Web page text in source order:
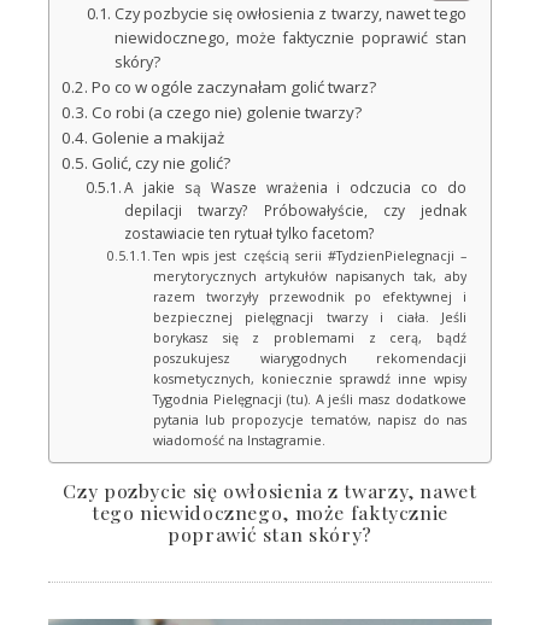
Czy pozbycie się owłosienia z twarzy, nawet tego
niewidocznego, może faktycznie poprawić stan
skóry?
Po co w ogóle zaczynałam golić twarz?
Co robi (a czego nie) golenie twarzy?
Golenie a makijaż
Golić, czy nie golić?
A jakie są Wasze wrażenia i odczucia co do
depilacji twarzy? Próbowałyście, czy jednak
zostawiacie ten rytuał tylko facetom?
Ten wpis jest częścią serii #TydzienPielegnacji –
merytorycznych artykułów napisanych tak, aby
razem tworzyły przewodnik po efektywnej i
bezpiecznej pielęgnacji twarzy i ciała. Jeśli
borykasz się z problemami z cerą, bądź
poszukujesz wiarygodnych rekomendacji
kosmetycznych, koniecznie sprawdź inne wpisy
Tygodnia Pielęgnacji (tu). A jeśli masz dodatkowe
pytania lub propozycje tematów, napisz do nas
wiadomość na Instagramie.
Czy pozbycie się owłosienia z twarzy, nawet
tego niewidocznego, może faktycznie
poprawić stan skóry?